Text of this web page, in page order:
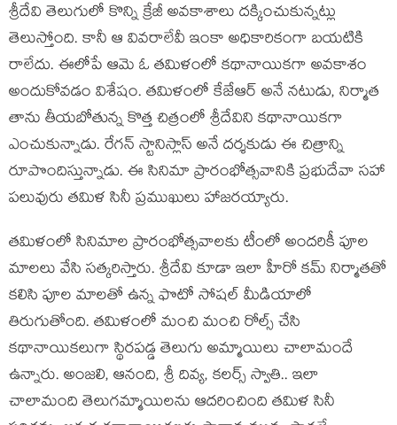
శ్రీదేవి తెలుగులో కొన్ని క్రేజీ అవకాశాలు దక్కించుకున్నట్లు
తెలుస్తోంది. కానీ ఆ వివరాలేవీ ఇంకా అధికారికంగా బయటికి
రాలేదు. ఈలోపే ఆమె ఓ తమిళంలో కథానాయికగా అవకాశం
అందుకోవడం విశేషం. తమిళంలో కేజేఆర్ అనే నటుడు, నిర్మాత
తాను తీయబోతున్న కొత్త చిత్రంలో శ్రీదేవిని కథానాయికగా
ఎంచుకున్నాడు. రేగన్ స్టానిస్లాస్ అనే దర్శకుడు ఈ చిత్రాన్ని
రూపొందిస్తున్నాడు. ఈ సినిమా ప్రారంభోత్సవానికి ప్రభుదేవా సహా
పలువురు తమిళ సినీ ప్రముఖులు హాజరయ్యారు.
తమిళంలో సినిమాల ప్రారంభోత్సవాలకు టీంలో అందరికీ పూల
మాలలు వేసి సత్కరిస్తారు. శ్రీదేవి కూడా ఇలా హీరో కమ్ నిర్మాతతో
కలిసి పూల మాలతో ఉన్న ఫొటో సోషల్ మీడియాలో
తిరుగుతోంది. తమిళంలో మంచి మంచి రోల్స్ చేసి
కథానాయికలుగా స్థిరపడ్డ తెలుగు అమ్మాయిలు చాలామందే
ఉన్నారు. అంజలి, ఆనంది, శ్రీ దివ్య, కలర్స్ స్వాతి.. ఇలా
చాలామంది తెలుగమ్మాయిలను ఆదరించింది తమిళ సినీ